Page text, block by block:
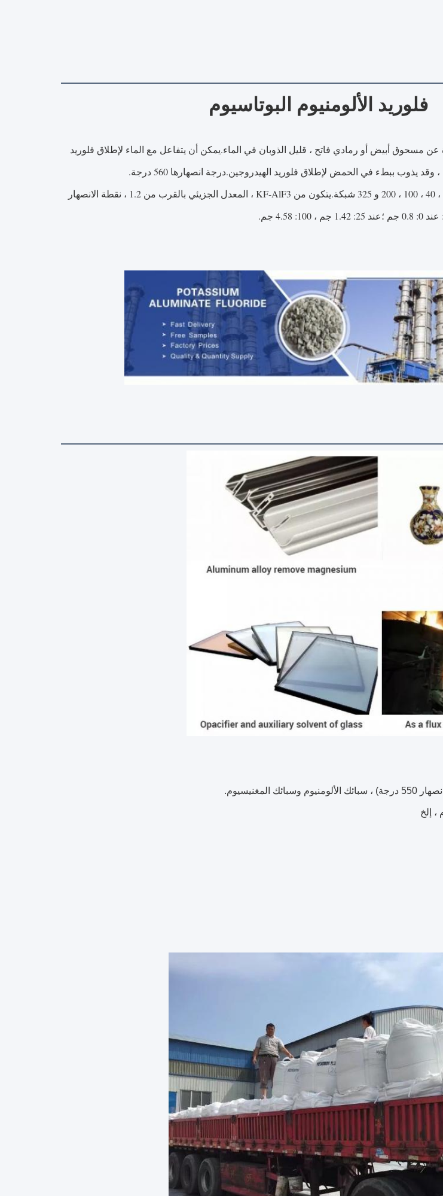
فلوريد الألومنيوم البوتاسيوم
يذوب ببطء في الحمض لإطلاق فلوريد الهيدروجين.درجة انصهارها 560 درجة.